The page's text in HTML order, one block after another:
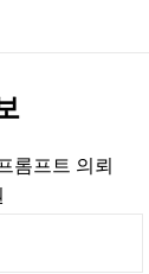
롬프트 의뢰